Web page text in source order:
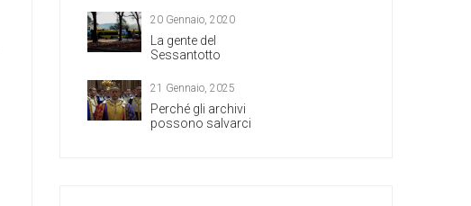
20 Gennaio, 2020
La gente del
Sessantotto
21 Gennaio, 2025
Perché gli archivi
possono salvarci